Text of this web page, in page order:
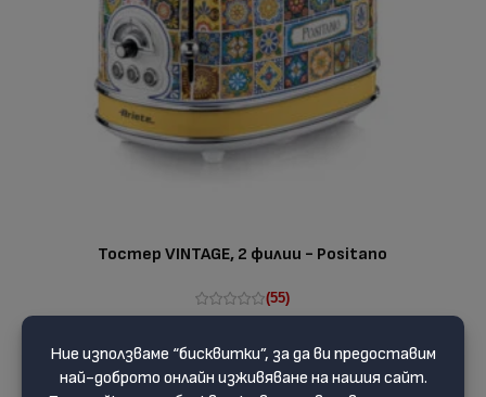
Тостер VINTAGE, 2 филии - Positano
(55)
ДОБАВЯНЕ В КОЛИЧКАТА